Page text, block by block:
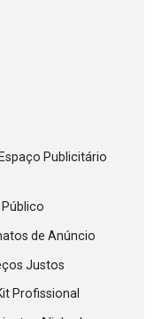
Publicitário
Público
de Anúncio
Justos
Profissional